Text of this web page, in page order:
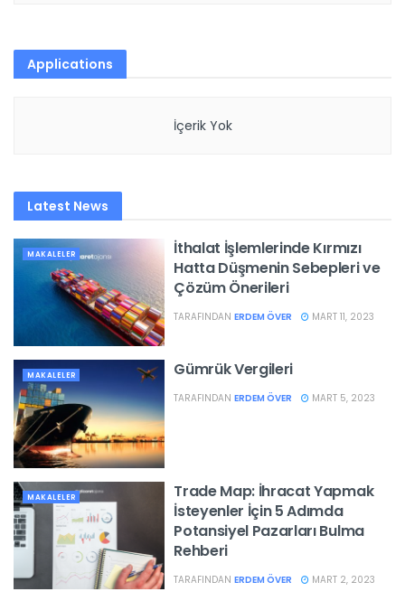
Applications
İçerik Yok
Latest News
MAKALELER
İthalat İşlemlerinde Kırmızı
Hatta Düşmenin Sebepleri ve
Çözüm Önerileri
TARAFINDAN ERDEM ÖVER MART 11, 2023
MAKALELER Gümrük Vergileri
TARAFINDAN ERDEM ÖVER MART 5, 2023
MAKALELER
Trade Map: İhracat Yapmak
İsteyenler İçin 5 Adımda
Potansiyel Pazarları Bulma
Rehberi
TARAFINDAN ERDEM ÖVER MART 2, 2023